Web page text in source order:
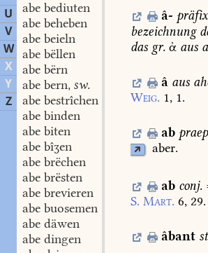
U
V
W
X
Y
Z
abe bediuten
abe beheben
abe beieln
abe bëllen
abe bërn
abe bern, sw.
abe bestrîchen
abe binden
abe biten
abe bîʒen
abe brëchen
abe brësten
abe brevieren
abe buosemen
abe däwen
abe dingen
â- präfix
bezeichnung
das gr. ἀ aus
â aus
Weig. 1, 1.
ab
aber.
ab conj.
S. Mart. 6, 29.
âbant